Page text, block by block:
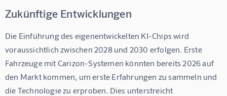
Zukünftige Entwicklungen
Die Einführung des eigenentwickelten KI-Chips wird
voraussichtlich zwischen 2028 und 2030 erfolgen. Erste
Fahrzeuge mit Carizon-Systemen könnten bereits 2026 auf
den Markt kommen, um erste Erfahrungen zu sammeln und
die Technologie zu erproben. Dies unterstreicht